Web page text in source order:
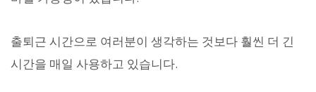
출퇴근 시간으로 여러분이 생각하는 것보다 훨씬 더 긴
시간을 매일 사용하고 있습니다.